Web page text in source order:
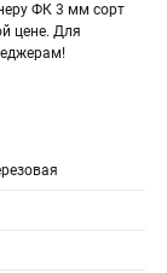
ФК 3 мм сорт
цене. Для